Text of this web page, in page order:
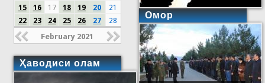
15
16 17 18 19 20
21
22
23 24 25 26 27 28
February 2021
Ҳаводиси олам
Омор